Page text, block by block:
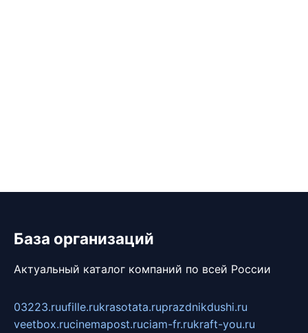
База организаций
Актуальный каталог компаний по всей России
03223.ruufille.rukrasotata.ruprazdnikdushi.ru
veetbox.rucinemapost.ruciam-fr.rukraft-you.ru